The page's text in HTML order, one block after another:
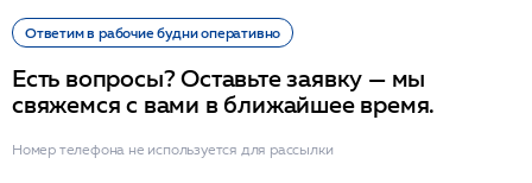
Ответим в рабочие будни оперативно
Есть вопросы? Оставьте заявку — мы
свяжемся с вами в ближайшее время.
Номер телефона не используется для рассылки